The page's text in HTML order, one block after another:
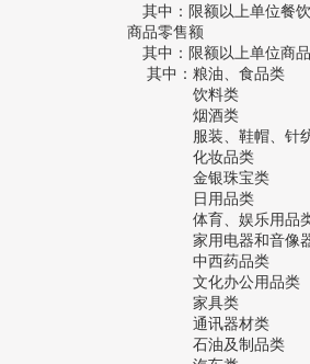
其中：限额以上单位餐
商品零售额
其中：限额以上单位商品
其中：粮油、食品类
饮料类
烟酒类
服装、鞋帽、针纺
化妆品类
金银珠宝类
日用品类
体育、娱乐用品
家用电器和音像器
中西药品类
文化办公用品类
家具类
通讯器材类
石油及制品类